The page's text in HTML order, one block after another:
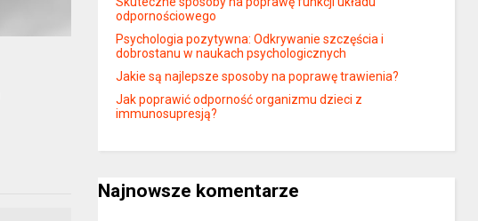
odpornościowego
Psychologia pozytywna: Odkrywanie szczęścia i
dobrostanu w naukach psychologicznych
Jakie są najlepsze sposoby na poprawę trawienia?
Jak poprawić odporność organizmu dzieci z
immunosupresją?
Najnowsze komentarze